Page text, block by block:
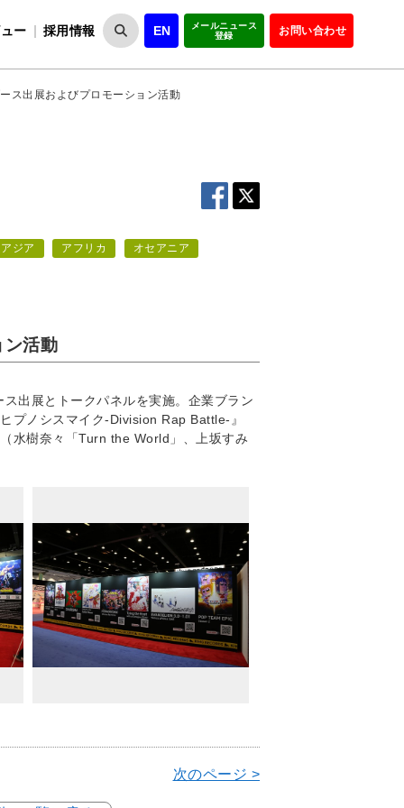
ー 採用情報 EN
メールニュース
登録
お問い合わせ
ス出展およびプロモーション活動
アジア アフリカ
オセアニア
活動
出展とトークパネルを実施。企業ブラン
プノシスマイク-Division Rap Battle-』
水樹奈々「Turn the World」、上坂すみ
次のページ >